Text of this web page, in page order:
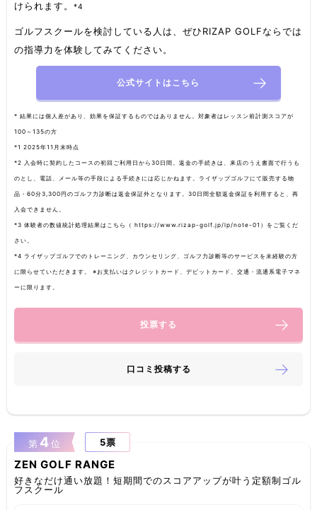
けられます。 *4
ゴルフスクールを検討している人は、ぜひRIZAP GOLFならでは
の指導力を体験してみてください。
公式サイトはこちら
* 結果には個人差があり、効果を保証するものではありません。対象者はレッスン前計測スコアが
100～135の方
*1 2025年11月末時点
*2 入会時に契約したコースの初回ご利用日から30日間。返金の手続きは、来店のうえ書面で行うも
のとし、電話、メール等の手段による手続きには応じかねます。ライザップゴルフにて販売する物
品・60分3,300円のゴルフ力診断は返金保証外となります。30日間全額返金保証を利用すると、再
入会できません。
*3 体験者の数値統計処理結果はこちら（ https://www.rizap-golf.jp/lp/note-01）をご覧くだ
さい。
*4 ライザップゴルフでのトレーニング、カウンセリング、ゴルフ力診断等のサービスを未経験の方
に限らせていただきます。 ※お支払いはクレジットカード、デビットカード、交通・流通系電子マネ
ーに限ります。
投票する
口コミ投稿する
第 4位 5票
ZEN GOLF RANGE
好きなだけ通い放題！短期間でのスコアアップが叶う定額制ゴル
フスクール